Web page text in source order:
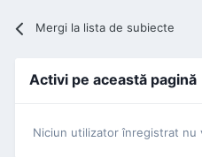
Mergi la lista de subiecte
Activi pe această pagină
Niciun utilizator înregistrat nu